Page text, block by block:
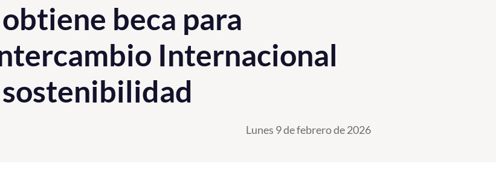
beca para
Internacional
Lunes 9 de febrero de 2026